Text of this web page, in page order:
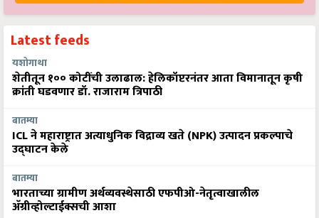
Latest feeds
यशोगाथा
शेतीतून १०० कोटींची उलाढाल: हेलिकॉप्टरनंतर आता विमानातून कृषी
क्रांती घडवणार डॉ. राजाराम त्रिपाठी
बातम्या
ICL ने महाराष्ट्रात अत्याधुनिक विद्राव्य खते (NPK) उत्पादन प्रकल्पाचे
उद्घाटन केले
बातम्या
भारताच्या ग्रामीण अर्थव्यवस्थेसाठी एफपीओ-नेतृत्वाखालील
अ‍ॅग्रीव्होल्टाईक्सची आशा